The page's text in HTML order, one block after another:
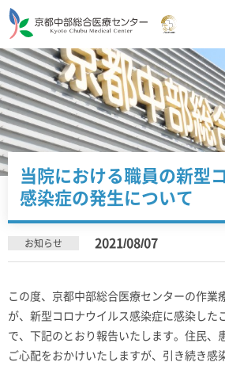
当院における職員の新型
感染症の発生について
お知らせ 2021/08/07
この度、京都中部総合医療センターの作業
が、新型コロナウイルス感染症に感染した
で、下記のとおり報告いたします。住民、
ご心配をおかけいたしますが、引き続き感